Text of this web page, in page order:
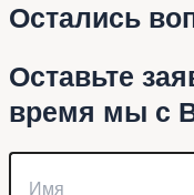
Остались
Оставьте
время мы с